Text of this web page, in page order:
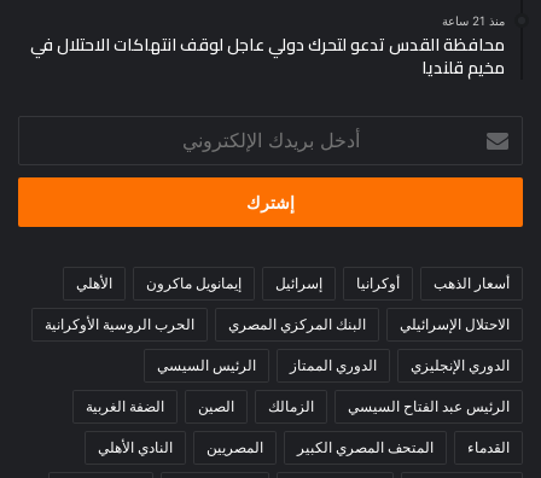
منذ 21 ساعة
محافظة القدس تدعو لتحرك دولي عاجل لوقف انتهاكات الاحتلال في
مخيم قلنديا
بريدك
الإلكتروني
أسعار الذهب أوكرانيا إسرائيل إيمانويل ماكرون الأهلي
الاحتلال الإسرائيلي البنك المركزي المصري الحرب الروسية الأوكرانية
الدوري الإنجليزي الدوري الممتاز الرئيس السيسي
الرئيس عبد الفتاح السيسي الزمالك الصين الضفة الغربية
القدماء المتحف المصري الكبير المصريين النادي الأهلي